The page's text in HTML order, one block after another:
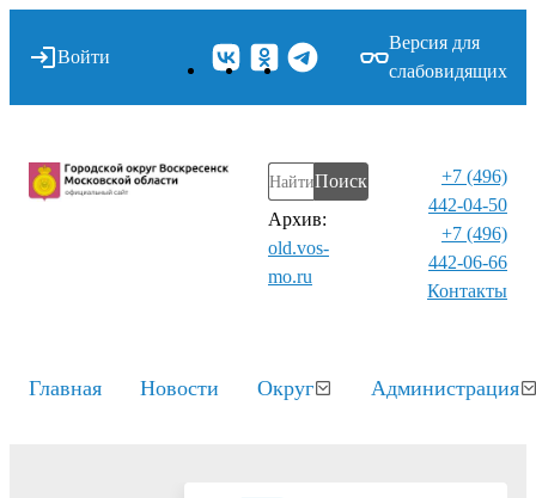
Войти
Версия для
слабовидящих
Поиск
Архив:
old.vos-
mo.ru
+7 (496)
442-04-50
+7 (496)
442-06-66
Контакты⁠
Главная Новости Округ Администрация